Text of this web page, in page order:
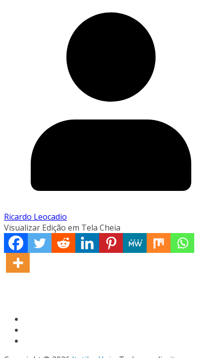
Ricardo Leocadio
Visualizar Edição em Tela Cheia